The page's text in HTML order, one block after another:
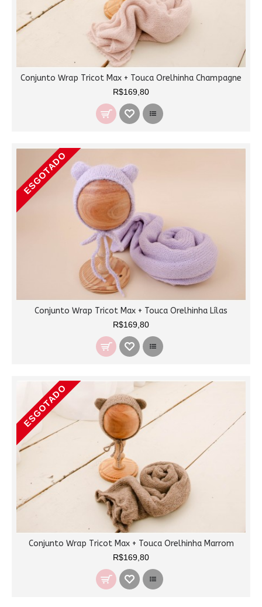
Conjunto Wrap Tricot Max + Touca Orelhinha Champagne
R$169,80
ESGOTADO
Conjunto Wrap Tricot Max + Touca Orelhinha Lílas
R$169,80
ESGOTADO
Conjunto Wrap Tricot Max + Touca Orelhinha Marrom
R$169,80